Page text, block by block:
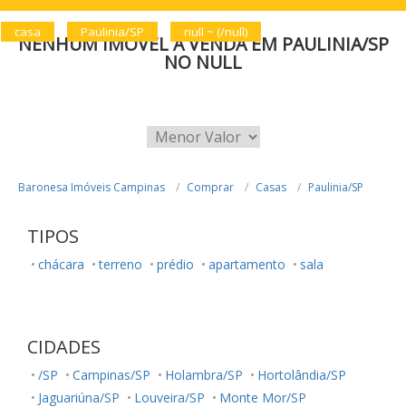
casa Paulinia/SP null ~ (/null)
NENHUM IMÓVEL À VENDA EM PAULINIA/SP
NO NULL
Baronesa Imóveis Campinas Comprar Casas Paulinia/SP
TIPOS
chácara terreno prédio apartamento sala
CIDADES
/SP Campinas/SP Holambra/SP
Hortolândia/SP
Jaguariúna/SP
Louveira/SP
Monte Mor/SP